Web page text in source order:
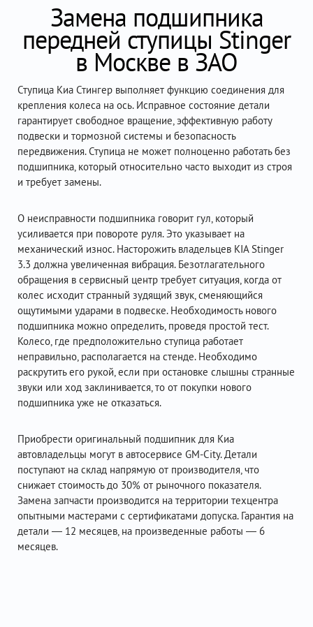
Замена подшипника
передней ступицы Stinger
в Москве в ЗАО
Ступица Киа Стингер выполняет функцию соединения для
крепления колеса на ось. Исправное состояние детали
гарантирует свободное вращение, эффективную работу
подвески и тормозной системы и безопасность
передвижения. Ступица не может полноценно работать без
подшипника, который относительно часто выходит из строя
и требует замены.
О неисправности подшипника говорит гул, который
усиливается при повороте руля. Это указывает на
механический износ. Насторожить владельцев KIA Stinger
3.3 должна увеличенная вибрация. Безотлагательного
обращения в сервисный центр требует ситуация, когда от
колес исходит странный зудящий звук, сменяющийся
ощутимыми ударами в подвеске. Необходимость нового
подшипника можно определить, проведя простой тест.
Колесо, где предположительно ступица работает
неправильно, располагается на стенде. Необходимо
раскрутить его рукой, если при остановке слышны странные
звуки или ход заклинивается, то от покупки нового
подшипника уже не отказаться.
Приобрести оригинальный подшипник для Киа
автовладельцы могут в автосервисе GM-City. Детали
поступают на склад напрямую от производителя, что
снижает стоимость до 30% от рыночного показателя.
Замена запчасти производится на территории техцентра
опытными мастерами с сертификатами допуска. Гарантия на
детали — 12 месяцев, на произведенные работы — 6
месяцев.